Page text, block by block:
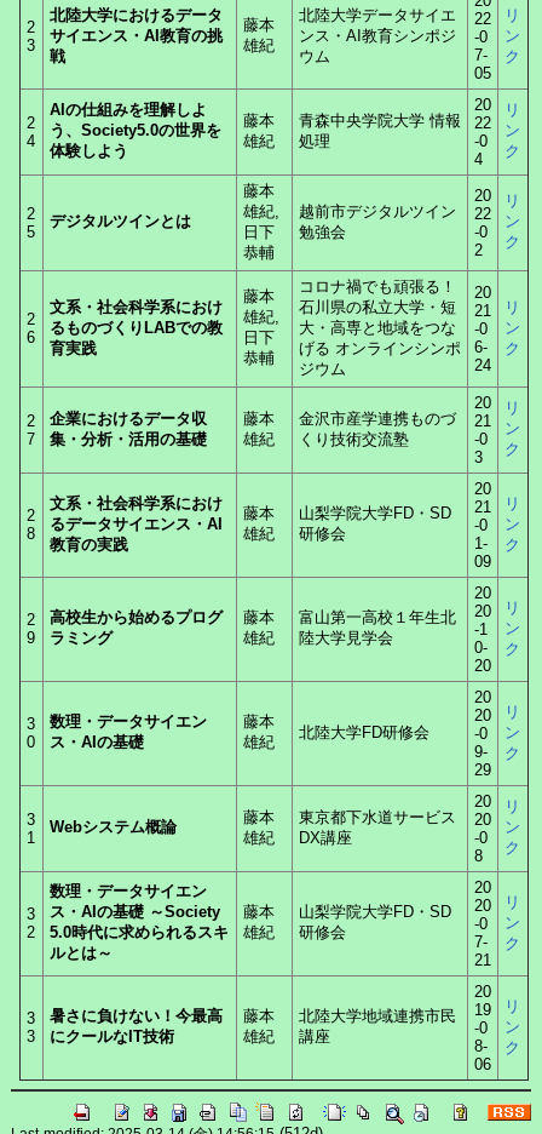
2
3
北陸大学におけるデータ
サイエンス・AI教育の挑
戦
藤本
雄紀
北陸大学データサイエ
ンス・AI教育シンポジ
ウム
22
-0
7-
05
リ
ン
ク
2
4
AIの仕組みを理解しよ
う、Society5.0の世界を
体験しよう
藤本
雄紀
青森中央学院大学 情報
処理
20
22
-0
4
リ
ン
ク
2
5
デジタルツインとは
藤本
雄紀,
日下
恭輔
越前市デジタルツイン
勉強会
20
22
-0
2
リ
ン
ク
2
6
文系・社会科学系におけ
るものづくりLABでの教
育実践
藤本
雄紀,
日下
恭輔
コロナ禍でも頑張る！
石川県の私立大学・短
大・高専と地域をつな
げる オンラインシンポ
ジウム
20
21
-0
6-
24
リ
ン
ク
2
7
企業におけるデータ収
集・分析・活用の基礎
藤本
雄紀
金沢市産学連携ものづ
くり技術交流塾
20
21
-0
3
リ
ン
ク
2
8
文系・社会科学系におけ
るデータサイエンス・AI
教育の実践
藤本
雄紀
山梨学院大学FD・SD
研修会
20
21
-0
1-
09
リ
ン
ク
2
9
高校生から始めるプログ
ラミング
藤本
雄紀
富山第一高校１年生北
陸大学見学会
20
20
-1
0-
20
リ
ン
ク
3
0
数理・データサイエン
ス・AIの基礎
藤本
雄紀
北陸大学FD研修会
20
20
-0
9-
29
リ
ン
ク
3
1
Webシステム概論
藤本
雄紀
東京都下水道サービス
DX講座
20
20
-0
8
リ
ン
ク
3
2
数理・データサイエン
ス・AIの基礎 ～Society
5.0時代に求められるスキ
ルとは～
藤本
雄紀
山梨学院大学FD・SD
研修会
20
20
-0
7-
21
リ
ン
ク
3
3
暑さに負けない！今最高
にクールなIT技術
藤本
雄紀
北陸大学地域連携市民
講座
20
19
-0
8-
06
リ
ン
ク